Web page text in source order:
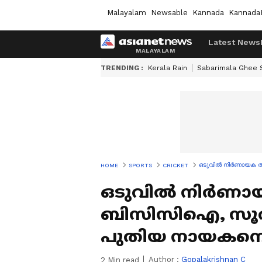
Malayalam Newsable Kannada
Latest News
TRENDING : Kerala Rain Sabarimala Ghee
HOME SPORTS CRICKET ഒടുവില്‍ നിര്‍ണായക
ഒടുവില്‍
ബിസിസിഐ,
പുതിയ നായകനെ
2 Min read Author : Gopalakrishnan C